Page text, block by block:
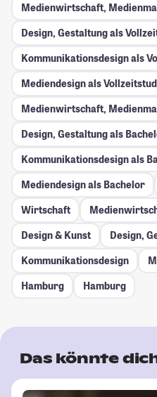
Medienwirtschaft,
Design, Gestaltung als
Kommunikationsdesign als
Mediendesign als
Medienwirtschaft,
Design, Gestaltung als
Kommunikationsdesign als
Mediendesign als Bachelor
Wirtschaft
Design & Kunst
Design,
Kommunikationsdesign
Hamburg
Hamburg
Das könnte